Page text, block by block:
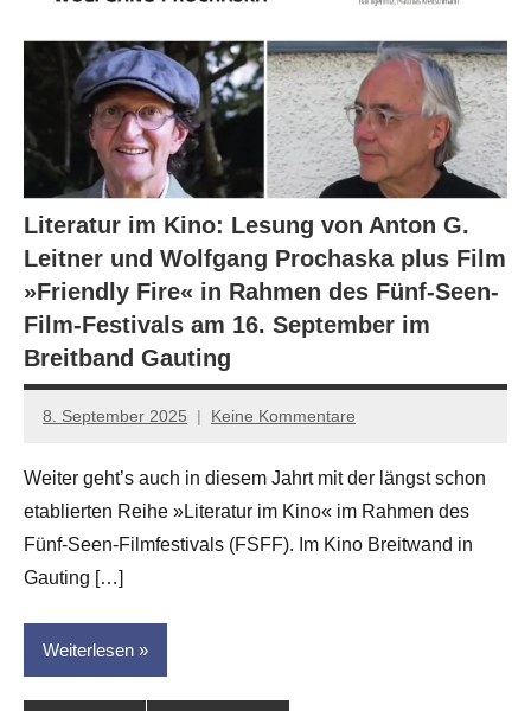
Literatur im Kino: Lesung von Anton G.
Leitner und Wolfgang Prochaska plus Film
»Friendly Fire« in Rahmen des Fünf-Seen-
Film-Festivals am 16. September im
Breitband Gauting
8. September 2025
Jan-
Hornauer
für
dasgedichtblog
Keine Kommentare
Weiter geht’s auch in diesem Jahrt mit der längst schon
etablierten Reihe »Literatur im Kino« im Rahmen des
Fünf-Seen-Filmfestivals (FSFF). Im Kino Breitwand in
Gauting […]
Weiterlesen